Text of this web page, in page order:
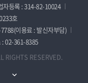
자등록 : 314-82-10024
호
이용료 : 발신자부담)
: 02-361-8385
RIGHTS RESERVED.